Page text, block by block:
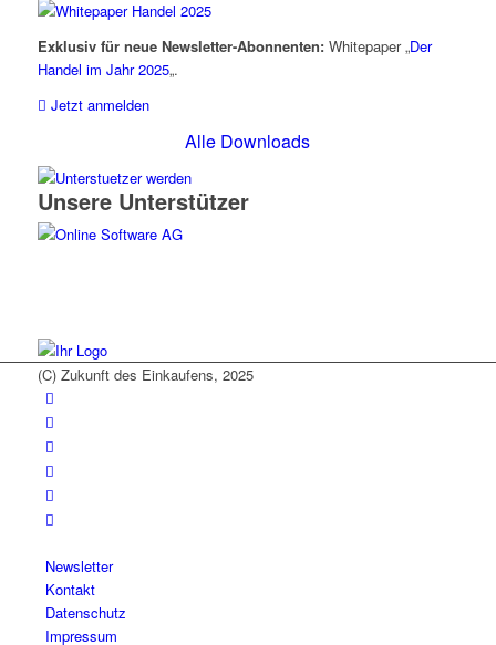
Exklusiv für neue Newsletter-Abonnenten:Whitepaper „Der
Handel im Jahr 2025„.
Jetzt anmelden
Alle Downloads
Unsere Unterstützer
(C) Zukunft des Einkaufens, 2025
Newsletter
Kontakt
Datenschutz
Impressum